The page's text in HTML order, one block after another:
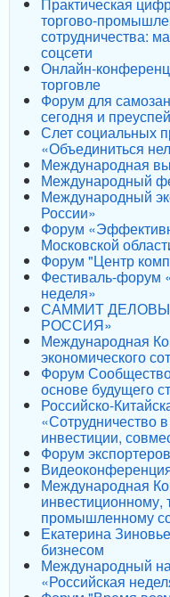
торгово-
сотрудничества:
соцсети
Онлайн-
торговле
Форум для
сегодня и
Слет социальных
«Объединиться
Международная
Международный
Международный
России»
Форум
Московской
Форум "Центр
Фестиваль-форум
неделя»
САММИТ
РОССИЯ»
Международная
экономического
Форум
основе будущего
Российско-
«Сотрудничество
инвестиции,
Форум
Международная
инвестиционному,
промышленному
Екатерина
бизнесом
Международный
«Российская